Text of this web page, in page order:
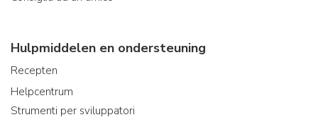
Hulpmiddelen en ondersteuning
Recepten
Helpcentrum
Strumenti per sviluppatori